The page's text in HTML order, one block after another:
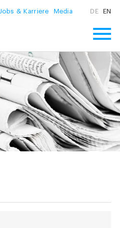
Jobs & Karriere Media DE EN